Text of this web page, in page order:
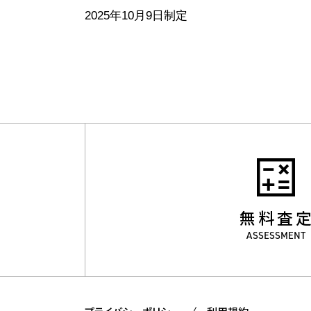
2025年10月9日制定
無料査
ASSESSMENT